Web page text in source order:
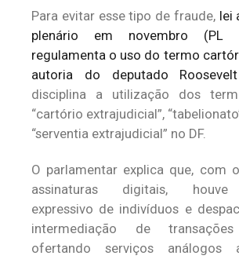
Para evitar esse tipo de fraude, lei
plenário em novembro (PL
regulamenta o uso do termo
autoria do deputado
disciplina a utilização dos
“cartório extrajudicial”,
“serventia extrajudicial” no DF.
O parlamentar explica que, com
assinaturas digitais, houve
expressivo de indivíduos e
intermediação de
ofertando serviços análogos